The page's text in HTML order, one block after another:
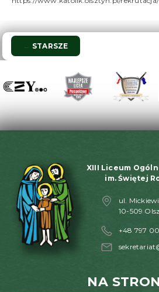
Nawigacja
wpisu
← STARSZE
XIII Liceum
im. Świętej
ul.
10-509
+48 797
NA